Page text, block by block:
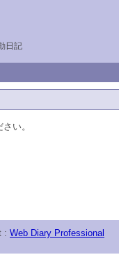
日記
い。
: Web Diary Professional